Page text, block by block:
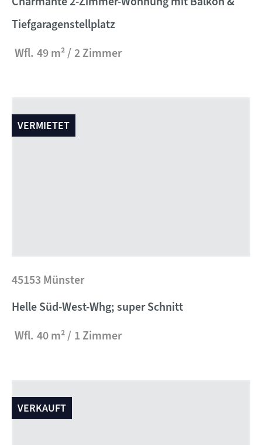
Tiefgaragenstellplatz
Wfl. 49 m² 2 Zimmer
VERMIETET
45153 Münster
Helle Süd-West-Whg; super Schnitt
Wfl. 40 m² 1 Zimmer
VERKAUFT